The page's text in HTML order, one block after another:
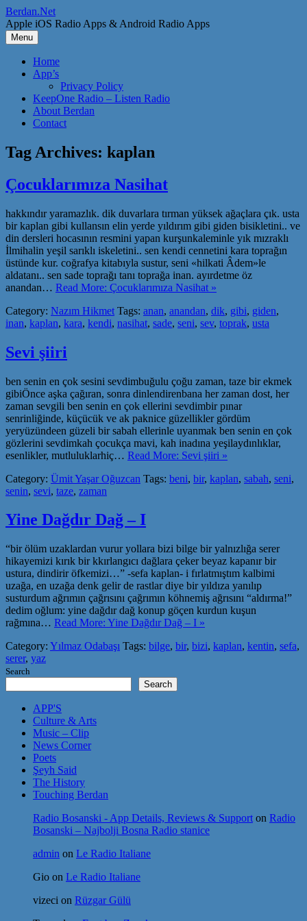
Skip
to
content
Berdan.Net
Apple iOS Radio Apps & Android Radio Apps
Menu
Home
App’s
Privacy Policy
KeepOne Radio – Listen Radio
About Berdan
Contact
Tag Archives: kaplan
Çocuklarımıza Nasihat
hakkındır yaramazlık. dik duvarlara tırman yüksek ağaçlara çık. usta
bir kaplan gibi kullansın elin yerde yıldırım gibi giden bisikletini.. ve
din dersleri hocasının resmini yapan kurşunkaleminle yık mızraklı
İlmihalin yeşil sarıklı iskeletini.. sen kendi cennetini kara toprağın
üstünde kur. coğrafya kitabıyla sustur, seni «hilkati Âdem»le
aldatanı.. sen sade toprağı tanı toprağa inan. ayırdetme öz
anandan… Read More: Çocuklarımıza Nasihat »
Category: Nazım Hikmet Tags: anan, anandan, dik, gibi, giden,
inan, kaplan, kara, kendi, nasihat, sade, seni, sev, toprak, usta
Sevi şiiri
ben senin en çok sesini sevdimbuğulu çoğu zaman, taze bir ekmek
gibiÖnce aşka çağıran, sonra dinlendirenbana her zaman dost, her
zaman sevgili ben senin en çok ellerini sevdimbir pınar
senrinliğinde, küçücük ve ak paknice güzellikler gördüm
yeryüzündeen güzeli bir sabah ellerinle uyanmak ben senin en çok
gözlerini sevdimkah çocukça mavi, kah inadına yeşilaydınlıklar,
esenlikler, mutluluklarhiç… Read More: Sevi şiiri »
Category: Ümit Yaşar Oğuzcan Tags: beni, bir, kaplan, sabah, seni,
senin, sevi, taze, zaman
Yine Dağdır Dağ – I
“bir ölüm uzaklardan vurur yollara bizi bilge bir yalnızlığa serer
hikayemizi kırık bir kkırlangıcı dağlara çeker beyaz kapanır bir
ustura, dindirir öfkemizi…” -sefa kaplan- i fırlatmıştım kalbimi
uzağa, en uzağa denk gelir de rastlar diye bir yıldıza yanılıp
susturdum ağrımın çağrısını çağrımın köhnemiş ağrısını “aldırma!”
dedim oğlum: yine dağdır dağ konup göçen kurdun kuşun
rağmına… Read More: Yine Dağdır Dağ – I »
Category: Yılmaz Odabaşı Tags: bilge, bir, bizi, kaplan, kentin, sefa,
serer, yaz
Search
Search
APP'S
Culture & Arts
Music – Clip
News Corner
Poets
Şeyh Said
The History
Touching Berdan
Radio Bosanski - App Details, Reviews & Support on Radio
Bosanski – Najbolji Bosna Radio stanice
admin on Le Radio Italiane
Gio on Le Radio Italiane
vizeci on Rüzgar Gülü